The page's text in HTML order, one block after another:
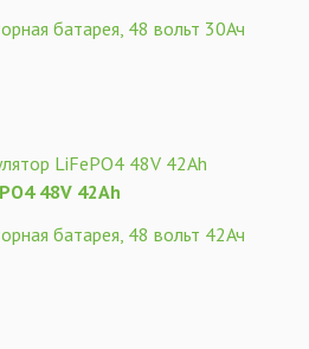
батарея, 48 вольт 30Ач
48V 42Ah
батарея, 48 вольт 42Ач